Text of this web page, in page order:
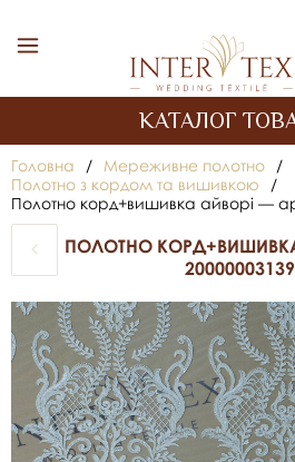
КАТАЛОГ
Головна / Мереживне полотно
/
Полотно з кордом та вишивкою
/
Полотно корд+вишивка айворі —
ПОЛОТНО